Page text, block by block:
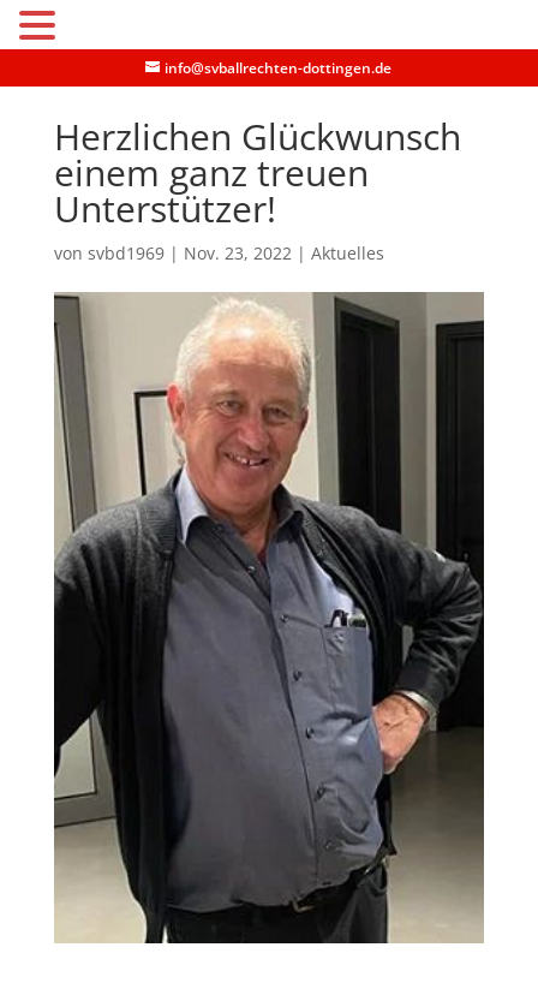
info@svballrechten-dottingen.de
Herzlichen Glückwunsch
einem ganz treuen
Unterstützer!
von svbd1969| Nov. 23, 2022| Aktuelles